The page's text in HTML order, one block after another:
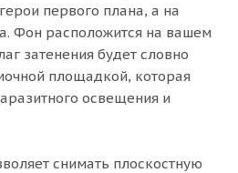
первого плана, а на
Фон расположится на вашем
затенения будет словно
площадкой, которая
освещения и
снимать плоскостную